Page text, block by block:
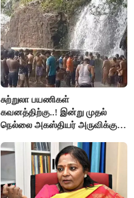
சுற்றுலா பயணிகள்
கவனத்திற்கு..! இன்று முதல்
நெல்லை அகஸ்தியர் அருவிக்கு